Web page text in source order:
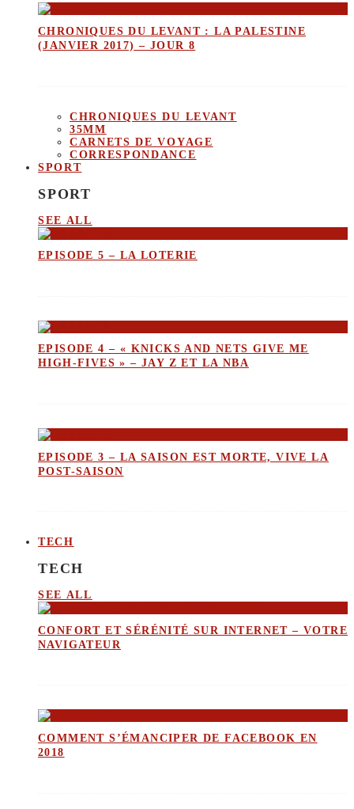
CHRONIQUES DU LEVANT : LA PALESTINE
(JANVIER 2017) – JOUR 8
CHRONIQUES DU LEVANT
35MM
CARNETS DE VOYAGE
CORRESPONDANCE
SPORT
SPORT
SEE ALL
EPISODE 5 – LA LOTERIE
EPISODE 4 – « KNICKS AND NETS GIVE ME
HIGH-FIVES » – JAY Z ET LA NBA
EPISODE 3 – LA SAISON EST MORTE, VIVE LA
POST-SAISON
TECH
TECH
SEE ALL
CONFORT ET SÉRÉNITÉ SUR INTERNET – VOTRE
NAVIGATEUR
COMMENT S’ÉMANCIPER DE FACEBOOK EN
2018